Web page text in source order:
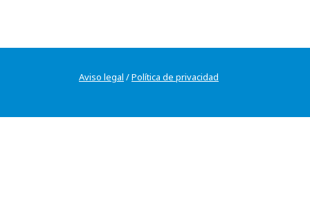
Aviso legal /Política de privacidad